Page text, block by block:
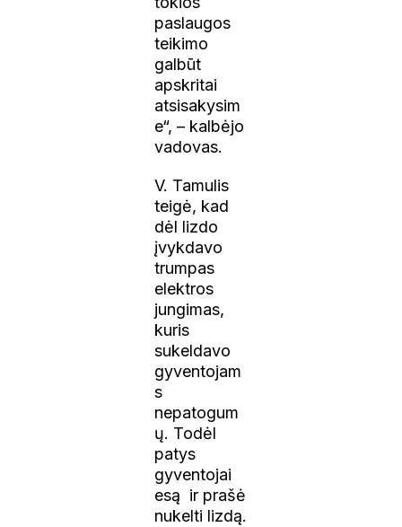
paslaugos
teikimo
galbūt
apskritai
atsisakysim
e“, – kalbėjo
vadovas.
V. Tamulis
teigė, kad
dėl lizdo
įvykdavo
trumpas
elektros
jungimas,
kuris
sukeldavo
gyventojam
s
nepatogum
ų. Todėl
patys
gyventojai
esą ir prašė
nukelti lizdą.